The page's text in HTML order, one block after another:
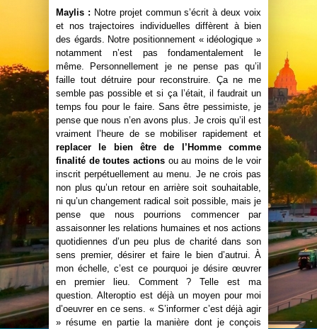
Maylis : Notre projet commun s’écrit à deux voix
et nos trajectoires individuelles diffèrent à bien
des égards. Notre positionnement « idéologique »
notamment n’est pas fondamentalement le
même. Personnellement je ne pense pas qu’il
faille tout détruire pour reconstruire. Ça ne me
semble pas possible et si ça l’était, il faudrait un
temps fou pour le faire. Sans être pessimiste, je
pense que nous n’en avons plus. Je crois qu’il est
vraiment l’heure de se mobiliser rapidement et
replacer le bien être de l’Homme comme
finalité de toutes actions ou au moins de le voir
inscrit perpétuellement au menu. Je ne crois pas
non plus qu’un retour en arrière soit souhaitable,
ni qu’un changement radical soit possible, mais je
pense que nous pourrions commencer par
assaisonner les relations humaines et nos actions
quotidiennes d’un peu plus de charité dans son
sens premier, désirer et faire le bien d’autrui. À
mon échelle, c’est ce pourquoi je désire œuvrer
en premier lieu. Comment ? Telle est ma
question. Alteroptio est déjà un moyen pour moi
d’oeuvrer en ce sens. « S’informer c’est déjà agir
» résume en partie la manière dont je conçois